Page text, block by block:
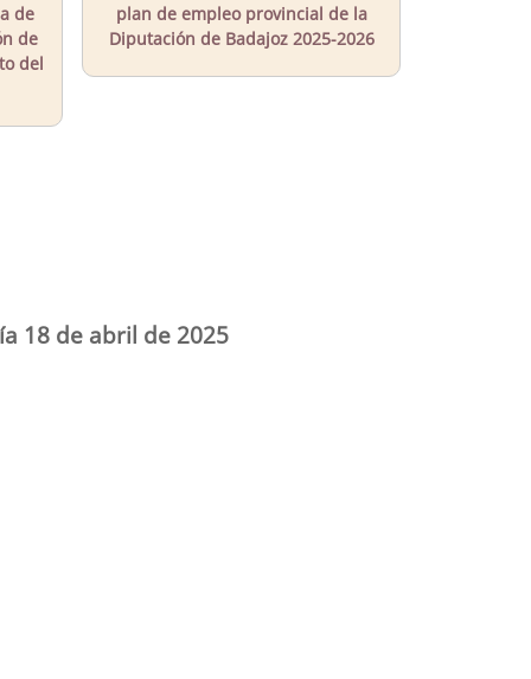
de
de
del
plan de empleo provincial de la
Diputación de Badajoz 2025-2026
18 de abril de 2025